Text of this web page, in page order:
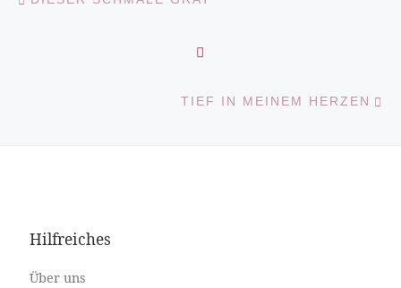
TIEF IN MEINEM HERZEN
Hilfreiches
Über uns